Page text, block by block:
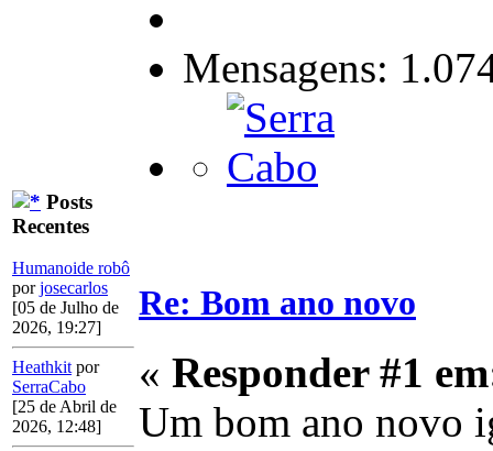
Posts
Recentes
Humanoide robô
porjosecarlos
[05 de Julho de
2026, 19:27]
Heathkit por
SerraCabo
[25 de Abril de
2026, 12:48]
Mensagens:
Re: Bom ano novo
« Responder #1
Um bom ano novo